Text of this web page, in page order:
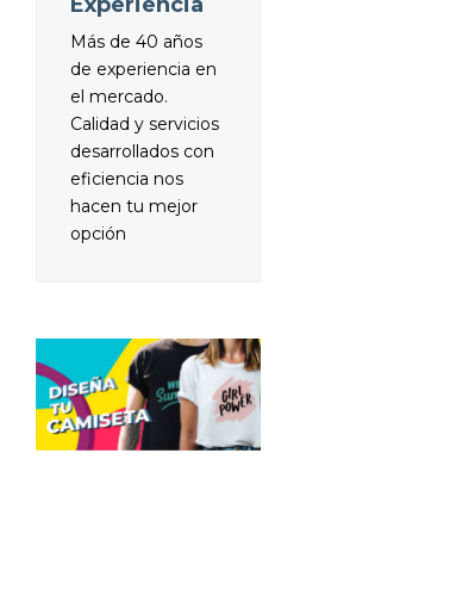
Más de 40 años
de experiencia en
el mercado.
Calidad y servicios
desarrollados con
eficiencia nos
hacen tu mejor
opción